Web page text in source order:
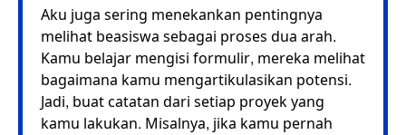
Aku juga sering menekankan pentingnya
melihat beasiswa sebagai proses dua arah.
Kamu belajar mengisi formulir, mereka melihat
bagaimana kamu mengartikulasikan potensi.
Jadi, buat catatan dari setiap proyek yang
kamu lakukan. Misalnya, jika kamu pernah